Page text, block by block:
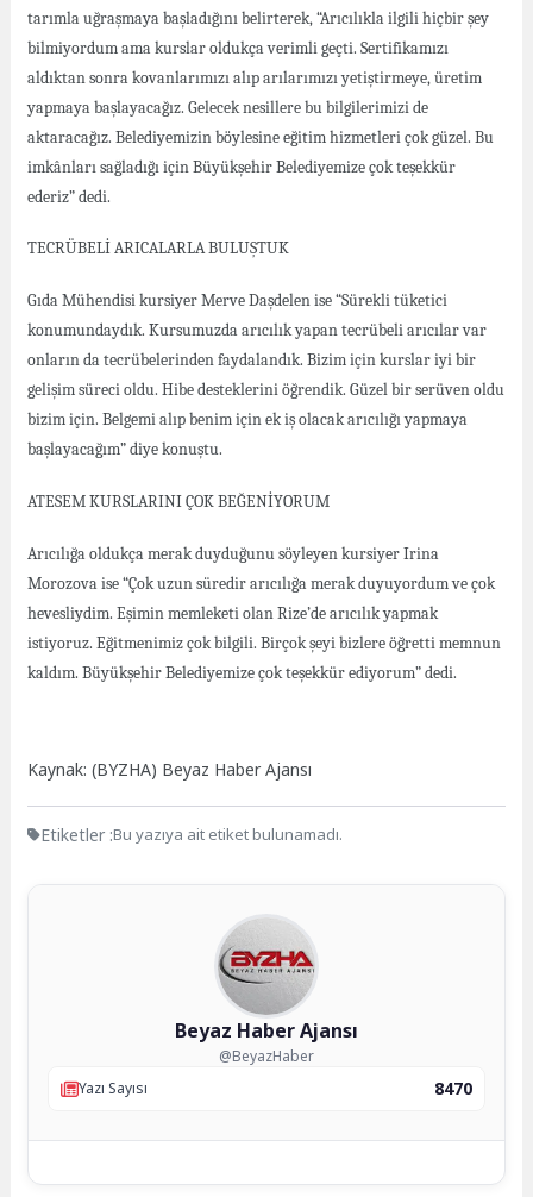
tarımla uğraşmaya başladığını belirterek, “Arıcılıkla ilgili hiçbir şey
bilmiyordum ama kurslar oldukça verimli geçti. Sertifikamızı
aldıktan sonra kovanlarımızı alıp arılarımızı yetiştirmeye, üretim
yapmaya başlayacağız. Gelecek nesillere bu bilgilerimizi de
aktaracağız. Belediyemizin böylesine eğitim hizmetleri çok güzel. Bu
imkânları sağladığı için Büyükşehir Belediyemize çok teşekkür
ederiz” dedi.
TECRÜBELİ ARICALARLA BULUŞTUK
Gıda Mühendisi kursiyer Merve Daşdelen ise “Sürekli tüketici
konumundaydık. Kursumuzda arıcılık yapan tecrübeli arıcılar var
onların da tecrübelerinden faydalandık. Bizim için kurslar iyi bir
gelişim süreci oldu. Hibe desteklerini öğrendik. Güzel bir serüven oldu
bizim için. Belgemi alıp benim için ek iş olacak arıcılığı yapmaya
başlayacağım” diye konuştu.
ATESEM KURSLARINI ÇOK BEĞENİYORUM
Arıcılığa oldukça merak duyduğunu söyleyen kursiyer Irina
Morozova ise “Çok uzun süredir arıcılığa merak duyuyordum ve çok
hevesliydim. Eşimin memleketi olan Rize’de arıcılık yapmak
istiyoruz. Eğitmenimiz çok bilgili. Birçok şeyi bizlere öğretti memnun
kaldım. Büyükşehir Belediyemize çok teşekkür ediyorum” dedi.
Kaynak: (BYZHA) Beyaz Haber Ajansı
Etiketler :Bu yazıya ait etiket bulunamadı.
Beyaz Haber Ajansı
@BeyazHaber
Yazı Sayısı
8470